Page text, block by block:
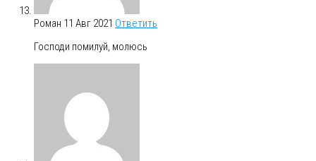
Роман 11 Авг 2021 Ответить
Господи помилуй, молюсь